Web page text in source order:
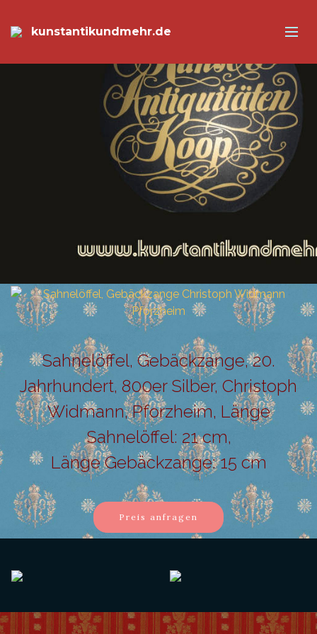
kunstantikundmehr.de
Sahnelöffel, Gebäckzange, 20.
Jahrhundert, 800er Silber, Christoph
Widmann, Pforzheim, Länge
Sahnelöffel: 21 cm,
Länge Gebäckzange: 15 cm
Preis anfragen